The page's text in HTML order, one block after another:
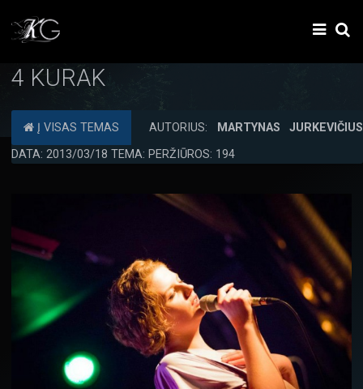
4 KURAK
Į VISAS TEMAS AUTORIUS:
MARTYNAS JURKEVIČIUS
DATA: 2013/03/18 TEMA: PERŽIŪROS: 194